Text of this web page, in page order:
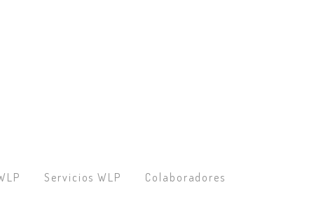
Servicios WLP Colaboradores